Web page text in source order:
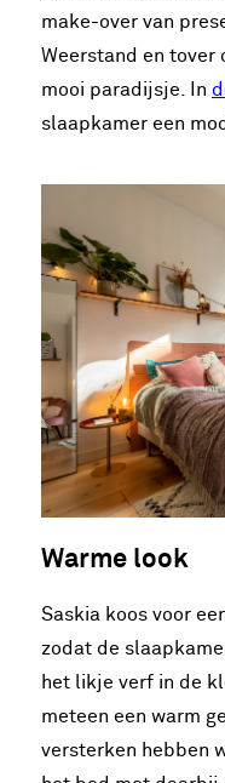
make-over van
Weerstand en tover
mooi paradijsje. In
slaapkamer een
Warme look
Saskia koos voor
zodat de
het likje verf in de
meteen een warm
versterken hebben